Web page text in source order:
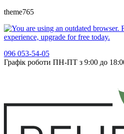
theme765
096 053-54-05
Графік роботи ПН-ПТ з 9:00 до